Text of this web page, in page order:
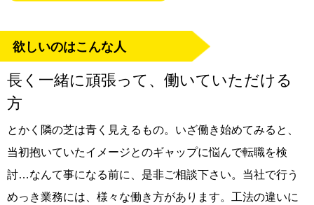
欲しいのはこんな人
長く一緒に頑張って、働いていただける
方
とかく隣の芝は青く見えるもの。いざ働き始めてみると、
当初抱いていたイメージとのギャップに悩んで転職を検
討…なんて事になる前に、是非ご相談下さい。当社で行う
めっき業務には、様々な働き方があります。工法の違いに